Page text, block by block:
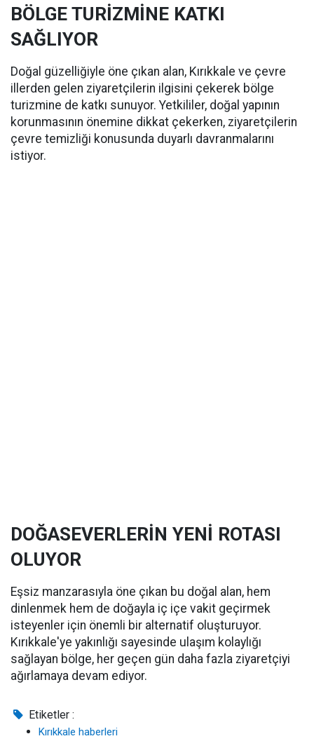
BÖLGE TURİZMİNE KATKI
SAĞLIYOR
Doğal güzelliğiyle öne çıkan alan, Kırıkkale ve çevre
illerden gelen ziyaretçilerin ilgisini çekerek bölge
turizmine de katkı sunuyor. Yetkililer, doğal yapının
korunmasının önemine dikkat çekerken, ziyaretçilerin
çevre temizliği konusunda duyarlı davranmalarını
istiyor.
DOĞASEVERLERİN YENİ ROTASI
OLUYOR
Eşsiz manzarasıyla öne çıkan bu doğal alan, hem
dinlenmek hem de doğayla iç içe vakit geçirmek
isteyenler için önemli bir alternatif oluşturuyor.
Kırıkkale'ye yakınlığı sayesinde ulaşım kolaylığı
sağlayan bölge, her geçen gün daha fazla ziyaretçiyi
ağırlamaya devam ediyor.
Etiketler :
Kırıkkale haberleri